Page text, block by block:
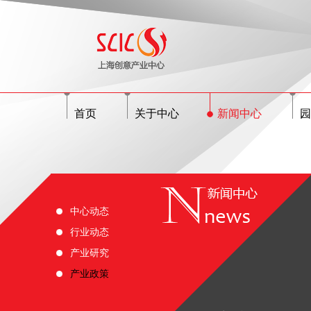
首页 关于中心 新闻中心
中心动态
行业动态
产业研究
产业政策